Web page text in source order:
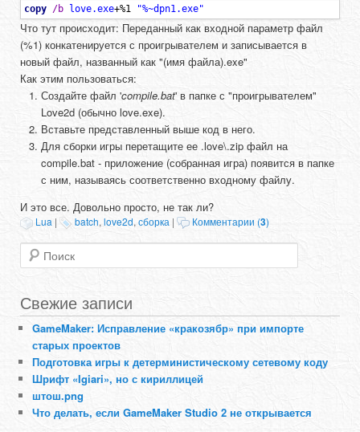
copy /b love.exe+%1 "%~dpn1.exe"
Что тут происходит: Переданный как входной параметр файл
(%1) конкатенируется с проигрывателем и записывается в
новый файл, названный как "(имя файла).exe"
Как этим пользоваться:
Создайте файл 'compile.bat' в папке с "проигрывателем"
Love2d (обычно love.exe).
Вставьте представленный выше код в него.
Для сборки игры перетащите ее .love\.zip файл на
compile.bat - приложение (собранная игра) появится в папке
с ним, называясь соответственно входному файлу.
И это все. Довольно просто, не так ли?
Lua | batch,love2d,сборка | Комментарии (3)
Поиск
Свежие записи
GameMaker: Исправление «кракозябр» при импорте
старых проектов
Подготовка игры к детерминистическому сетевому коду
Шрифт «Igiari», но с кириллицей
штош.png
Что делать, если GameMaker Studio 2 не открывается